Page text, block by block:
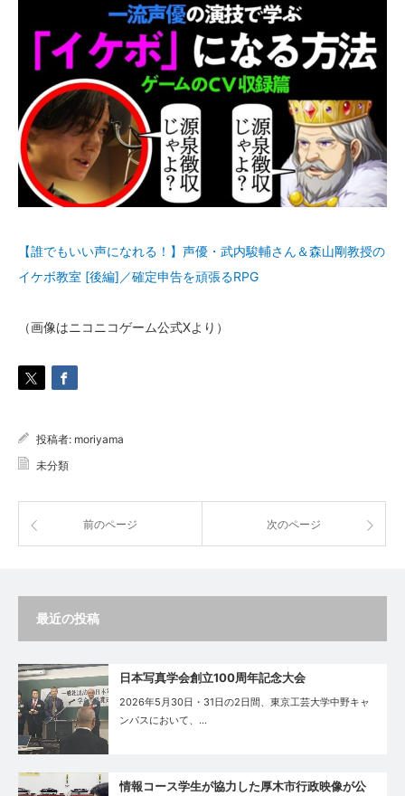
【誰でもいい声になれる！】声優・武内駿輔さん＆森山剛教授の
イケボ教室 [後編]／確定申告を頑張るRPG
（画像はニコニコゲーム公式Xより）
投稿者: moriyama
未分類
前のページ 次のページ
最近の投稿
日本写真学会創立100周年記念大会
2026年5月30日・31日の2日間、東京工芸大学中野キャ
ンパスにおいて、…
情報コース学生が協力した厚木市行政映像が公